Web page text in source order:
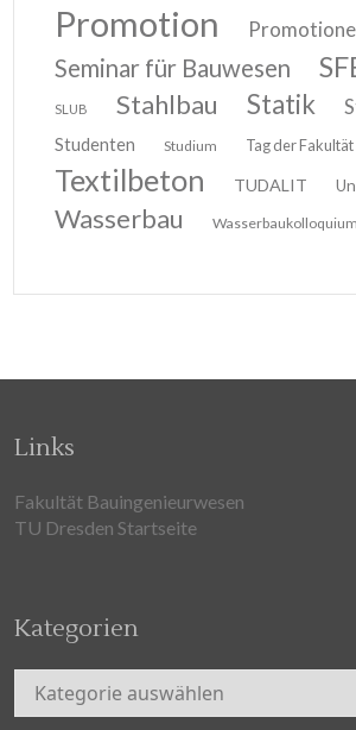
Promotion
Seminar für Bauwesen
SLUB Stahlbau Statik
Studenten Studium Tag der Fakultät
Textilbeton TUDALIT
Wasserbau Wasserbaukolloquium
Links
Fakultät Bauingenieurwesen
TU Dresden Startseite
Kategorien
Kategorien